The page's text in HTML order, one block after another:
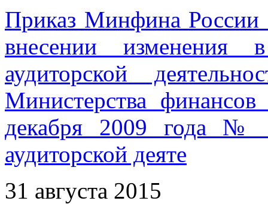
Приказ Минфина
внесении
аудиторской
Министерства
декабря 2009 года №
аудиторской деяте
31 августа 2015